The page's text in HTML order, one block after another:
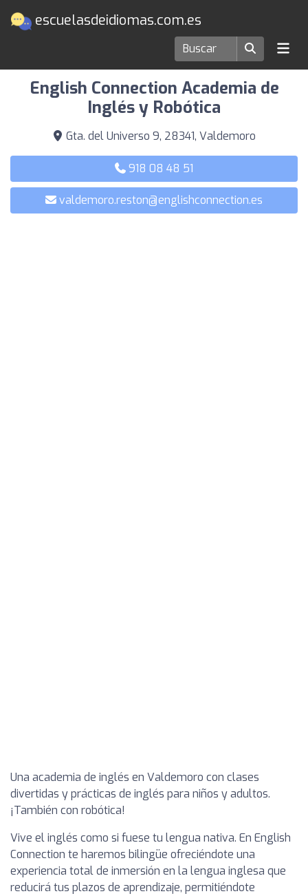
escuelasdeidiomas.com.es
Escuelas de idiomas en Valdemoro
English Connection Academia de
Inglés y Robótica
Gta. del Universo 9, 28341, Valdemoro
918 08 48 51
valdemoro.reston@englishconnection.es
Una academia de inglés en Valdemoro con clases
divertidas y prácticas de inglés para niños y adultos.
¡También con robótica!
Vive el inglés como si fuese tu lengua nativa. En English
Connection te haremos bilingüe ofreciéndote una
experiencia total de inmersión en la lengua inglesa que
reducirá tus plazos de aprendizaje, permitiéndote